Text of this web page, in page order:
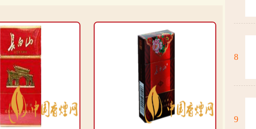
情况。总体来说，是一款很值得购买的香烟。
8
9